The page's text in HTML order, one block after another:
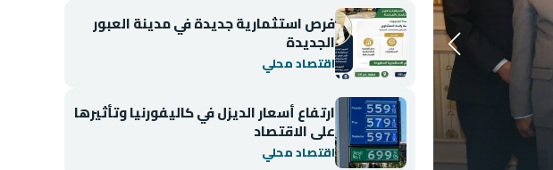
اقتصاد محلي
فرص استثمارية جديدة في مدينة العبور
الجديدة
اقتصاد محلي
ارتفاع أسعار الديزل في كاليفورنيا وتأثيرها
على الاقتصاد
اقتصاد محلي